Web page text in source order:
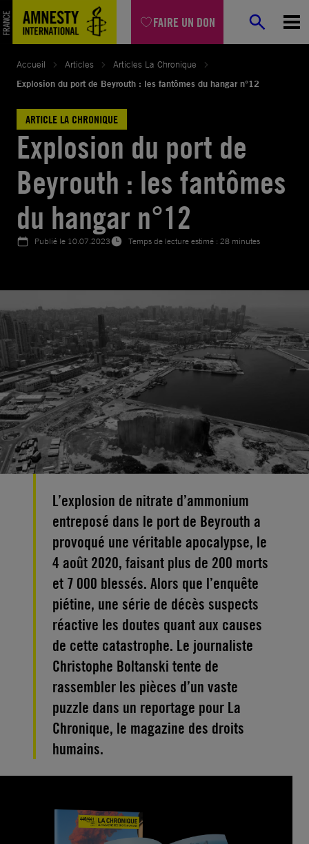
FAIRE UN DON
Aller
au
contenu
Accueil Articles
Articles La Chronique
Explosion du port de Beyrouth : les fantômes du hangar n°12
ARTICLE LA CHRONIQUE
Explosion du port de
Beyrouth : les fantômes
du hangar n°12
Publié le 10.07.2023 Temps de lecture estimé : 28 minutes
L’explosion de nitrate d’ammonium
entreposé dans le port de Beyrouth a
provoqué une véritable apocalypse, le
4 août 2020, faisant plus de 200 morts
et 7 000 blessés. Alors que l’enquête
piétine, une série de décès suspects
réactive les doutes quant aux causes
de cette catastrophe. Le journaliste
Christophe Boltanski tente de
rassembler les pièces d’un vaste
puzzle dans un reportage pour La
Chronique, le magazine des droits
humains.